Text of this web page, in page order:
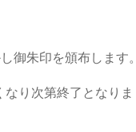
御朱印を頒布します。
り次第終了となりま